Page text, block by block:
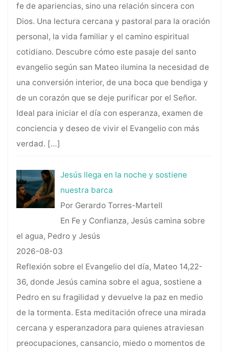
fe de apariencias, sino una relación sincera con
Dios. Una lectura cercana y pastoral para la oración
personal, la vida familiar y el camino espiritual
cotidiano. Descubre cómo este pasaje del santo
evangelio según san Mateo ilumina la necesidad de
una conversión interior, de una boca que bendiga y
de un corazón que se deje purificar por el Señor.
Ideal para iniciar el día con esperanza, examen de
conciencia y deseo de vivir el Evangelio con más
verdad. […]
Jesús llega en la noche y sostiene
nuestra barca
Por Gerardo Torres-Martell
En Fe y Confianza, Jesús camina sobre
el agua, Pedro y Jesús
2026-08-03
Reflexión sobre el Evangelio del día, Mateo 14,22-
36, donde Jesús camina sobre el agua, sostiene a
Pedro en su fragilidad y devuelve la paz en medio
de la tormenta. Esta meditación ofrece una mirada
cercana y esperanzadora para quienes atraviesan
preocupaciones, cansancio, miedo o momentos de